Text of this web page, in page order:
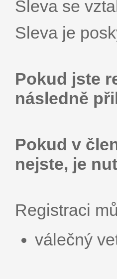
Sleva se
Sleva je
Pokud jste
následně
Pokud v
nejste, je
Registraci
válečný